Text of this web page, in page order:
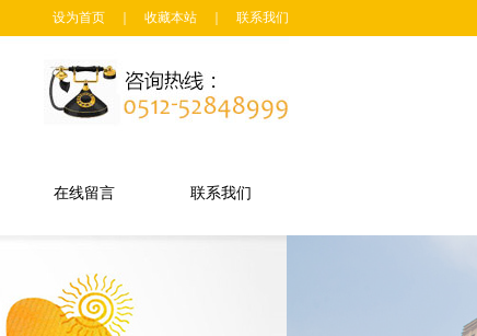
设为首页 收藏本站 联系我们
在线留言 联系我们